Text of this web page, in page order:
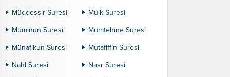
Müddessir Suresi
Mülk Suresi
Müminun Suresi
Mümtehine Suresi
Münafikun Suresi
Mutafiffin Suresi
Nahl Suresi
Nasr Suresi